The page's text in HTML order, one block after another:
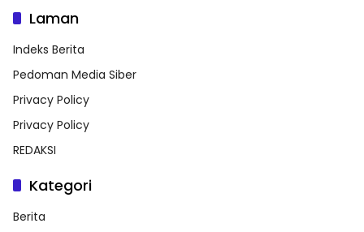
Laman
Indeks Berita
Pedoman Media Siber
Privacy Policy
Privacy Policy
REDAKSI
Kategori
Berita